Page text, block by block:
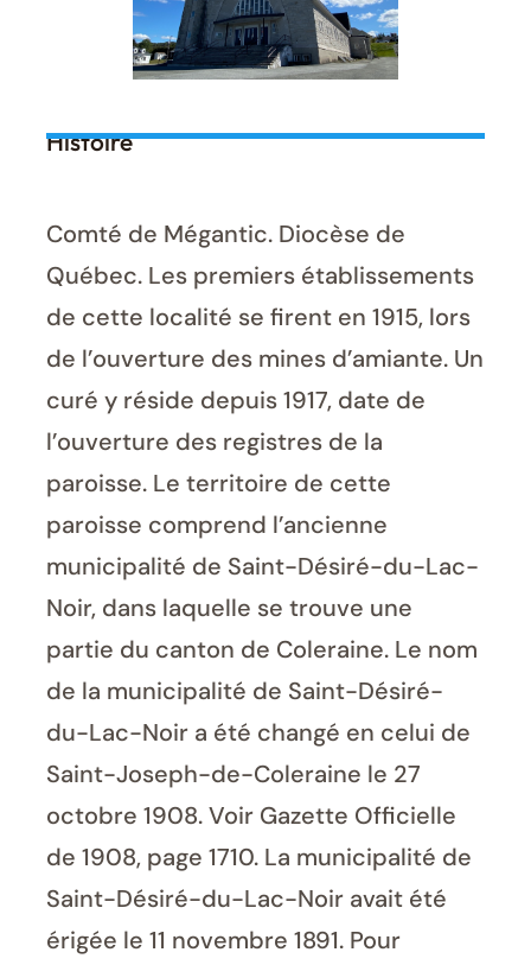
Histoire
Comté de Mégantic. Diocèse de
Québec. Les premiers établissements
de cette localité se firent en 1915, lors
de l’ouverture des mines d’amiante. Un
curé y réside depuis 1917, date de
l’ouverture des registres de la
paroisse. Le territoire de cette
paroisse comprend l’ancienne
municipalité de Saint-Désiré-du-Lac-
Noir, dans laquelle se trouve une
partie du canton de Coleraine. Le nom
de la municipalité de Saint-Désiré-
du-Lac-Noir a été changé en celui de
Saint-Joseph-de-Coleraine le 27
octobre 1908. Voir Gazette Officielle
de 1908, page 1710. La municipalité de
Saint-Désiré-du-Lac-Noir avait été
érigée le 11 novembre 1891. Pour